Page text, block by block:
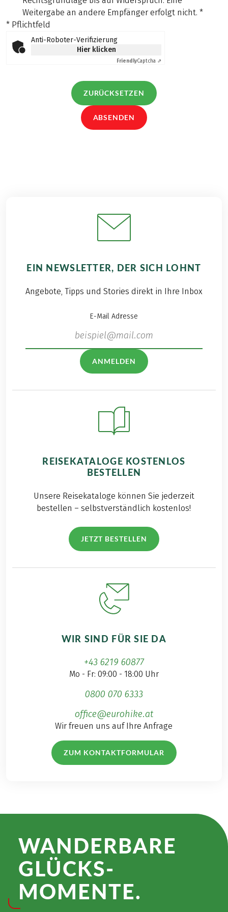
Weitergabe an andere Empfänger erfolgt nicht. *
* Pflichtfeld
Anti-Roboter-Verifizierung
Hier klicken
FriendlyCaptcha ⇗
ZURÜCKSETZEN
ABSENDEN
EIN NEWSLETTER, DER SICH LOHNT
Angebote, Tipps und Stories direkt in Ihre Inbox
E-Mail Adresse
ANMELDEN
REISEKATALOGE KOSTENLOS
BESTELLEN
Unsere Reisekataloge können Sie jederzeit
bestellen – selbstverständlich kostenlos!
JETZT BESTELLEN
WIR SIND FÜR SIE DA
+43 6219 60877
Mo - Fr: 09:00 - 18:00 Uhr
0800 070 6333
office@eurohike.at
Wir freuen uns auf Ihre Anfrage
ZUM KONTAKTFORMULAR
WANDER­BARE
GLÜCKS­
MOMENTE.